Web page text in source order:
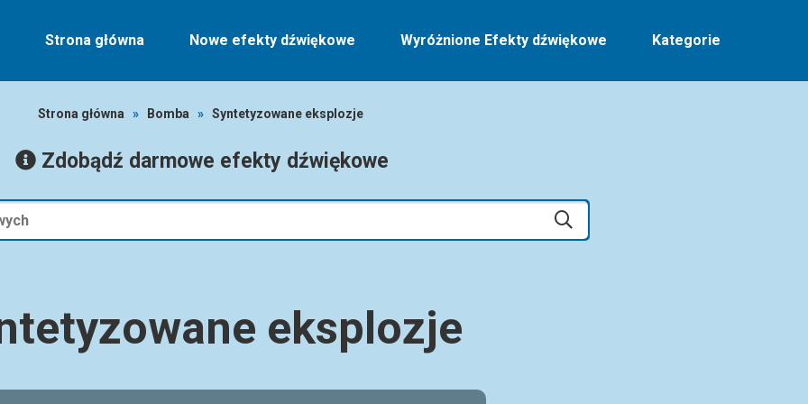
Strona główna Nowe efekty dźwiękowe Wyróżnione Efekty dźwiękowe Kategorie
Strona główna » Bomba » Syntetyzowane eksplozje
Zdobądź darmowe efekty dźwiękowe
eksplozje